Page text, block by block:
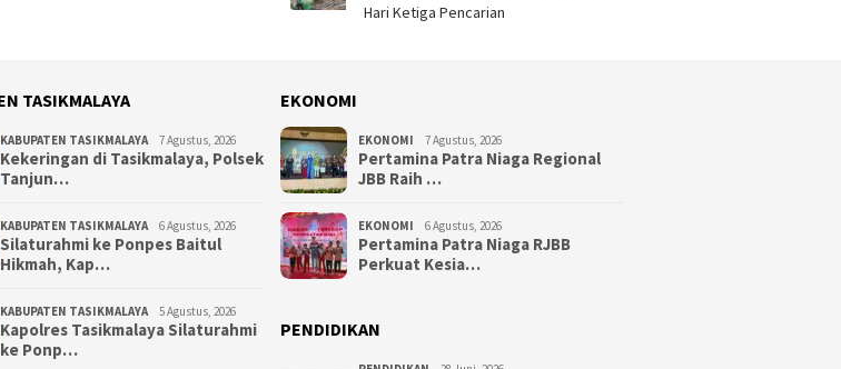
Hari Ketiga Pencarian
TASIKMALAYA
KABUPATEN TASIKMALAYA 7 Agustus, 2026
Kekeringan di Tasikmalaya, Polsek
Tanjun…
KABUPATEN TASIKMALAYA 6 Agustus, 2026
Silaturahmi ke Ponpes Baitul
Hikmah, Kap…
KABUPATEN TASIKMALAYA 5 Agustus, 2026
Kapolres Tasikmalaya Silaturahmi
ke Ponp…
EKONOMI
EKONOMI 7 Agustus, 2026
Pertamina Patra Niaga Regional
JBB Raih …
EKONOMI 6 Agustus, 2026
Pertamina Patra Niaga RJBB
Perkuat Kesia…
PENDIDIKAN